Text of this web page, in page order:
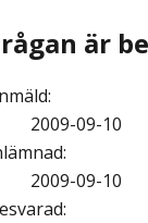
är
:
2009-09-10
:
2009-09-10
: